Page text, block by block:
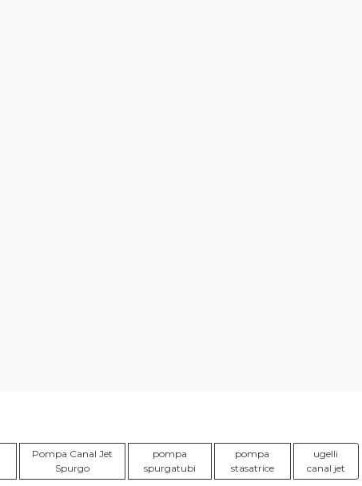
Pompa Canal Jet
Spurgo
pompa
spurgatubi
pompa
stasatrice
ugelli
canal jet